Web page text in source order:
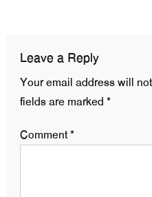
Leave a Reply
Your email address will
fields are marked *
Comment*